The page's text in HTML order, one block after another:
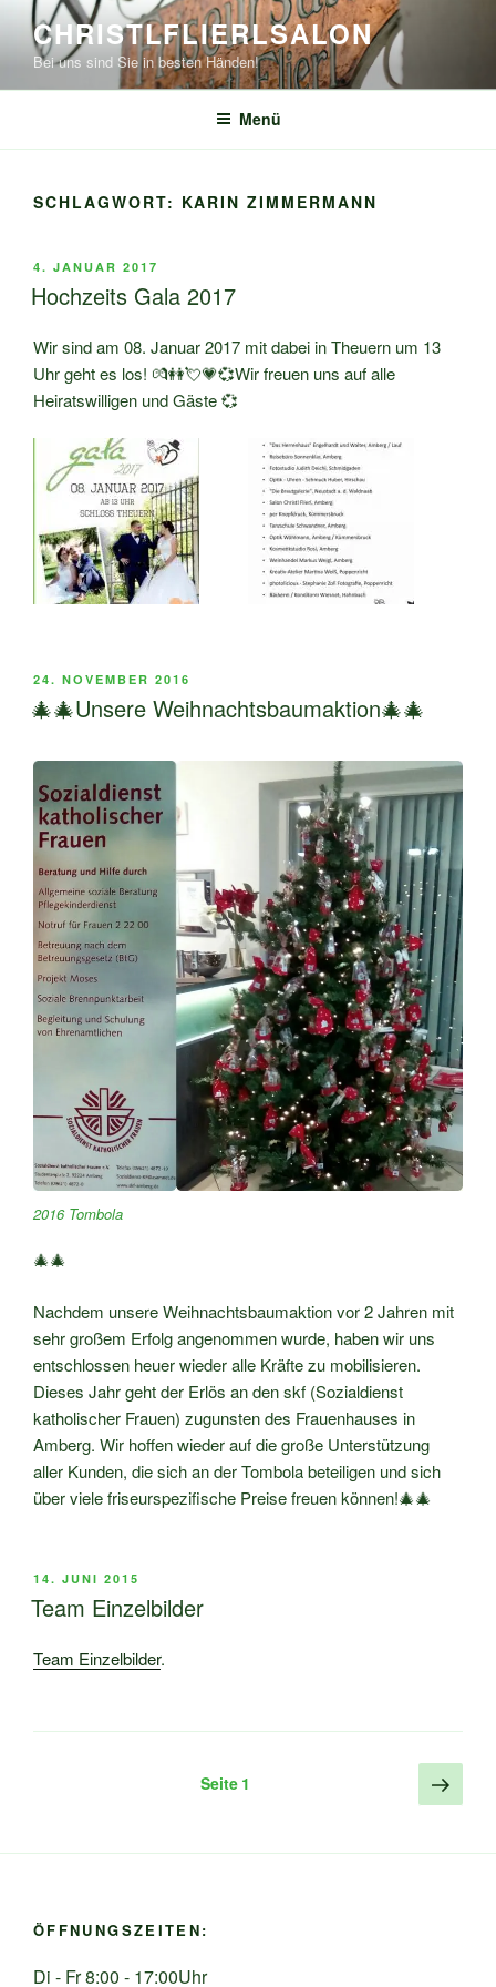
Zum
Inhalt
springen
CHRISTLFLIERLSALON
Bei uns sind Sie in besten Händen!
Menü
SCHLAGWORT: KARIN ZIMMERMANN
VERÖFFENTLICHT
AM
4. JANUAR 2017
Hochzeits Gala 2017
Wir sind am 08. Januar 2017 mit dabei in Theuern um 13
Uhr geht es los! 💏👭💘💗💞Wir freuen uns auf alle
Heiratswilligen und Gäste 💞
VERÖFFENTLICHT
AM
24. NOVEMBER 2016
🎄🎄Unsere Weihnachtsbaumaktion🎄🎄
2016 Tombola
🎄🎄
Nachdem unsere Weihnachtsbaumaktion vor 2 Jahren mit
sehr großem Erfolg angenommen wurde, haben wir uns
entschlossen heuer wieder alle Kräfte zu mobilisieren.
Dieses Jahr geht der Erlös an den skf (Sozialdienst
katholischer Frauen) zugunsten des Frauenhauses in
Amberg. Wir hoffen wieder auf die große Unterstützung
aller Kunden, die sich an der Tombola beteiligen und sich
über viele friseurspezifische Preise freuen können!🎄🎄
VERÖFFENTLICHT
AM
14. JUNI 2015
Team Einzelbilder
Team Einzelbilder.
Seitennummerierung
Seite 1
Seite
ÖFFNUNGSZEITEN:
Di - Fr 8:00 - 17:00Uhr